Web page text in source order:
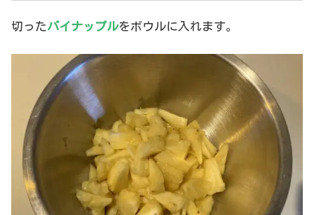
切ったパイナップルをボウルに入れます。